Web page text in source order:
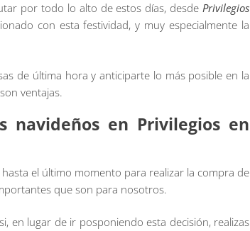
por todo lo alto de estos días, desde Privilegios
con esta festividad, y muy especialmente la
de última hora y anticiparte lo más posible en la
ventajas.
en Privilegios en
el último momento para realizar la compra de
que son para nosotros.
en lugar de ir posponiendo esta decisión, realizas